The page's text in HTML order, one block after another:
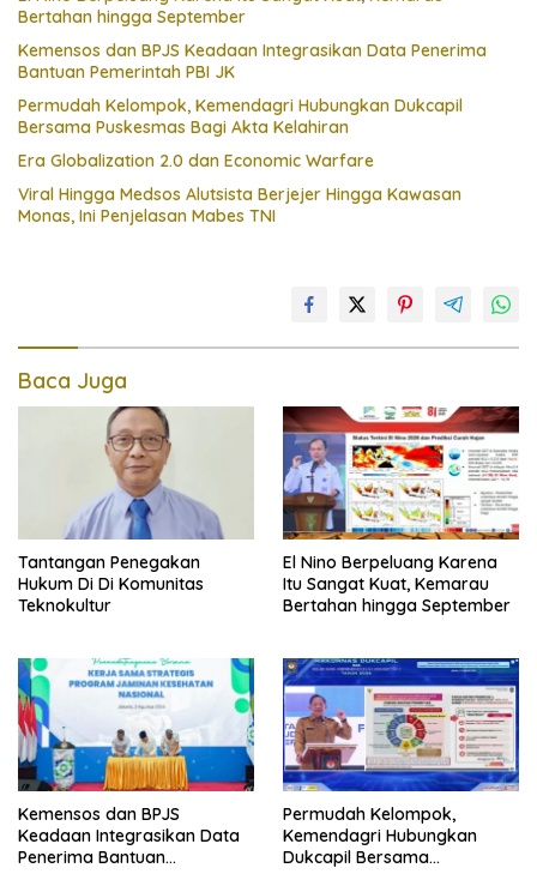
Bertahan hingga September
Kemensos dan BPJS Keadaan Integrasikan Data Penerima
Bantuan Pemerintah PBI JK
Permudah Kelompok, Kemendagri Hubungkan Dukcapil
Bersama Puskesmas Bagi Akta Kelahiran
Era Globalization 2.0 dan Economic Warfare
Viral Hingga Medsos Alutsista Berjejer Hingga Kawasan
Monas, Ini Penjelasan Mabes TNI
Baca Juga
Tantangan Penegakan
Hukum Di Di Komunitas
Teknokultur
El Nino Berpeluang Karena
Itu Sangat Kuat, Kemarau
Bertahan hingga September
Kemensos dan BPJS
Keadaan Integrasikan Data
Penerima Bantuan
Permudah Kelompok,
Kemendagri Hubungkan
Dukcapil Bersama